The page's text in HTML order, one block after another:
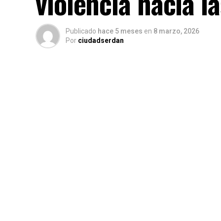
Publicado hace 5 meses en 8 marzo, 2026
Por ciudadserdan